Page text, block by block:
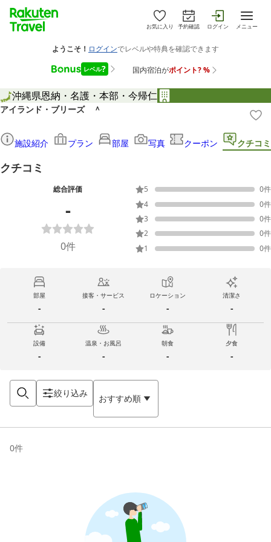
お気に入り 予約確認 ログイン メニュー
沖縄県恩納・名護・本部・今帰仁
アイランド・ブリーズ ＾
施設紹介 プラン 部屋 写真 クーポン クチコミ
クチコミ
総合評価
-
0件
5 0件
4
0件
3
0件
2
0件
1
0件
部屋
-
接客・サービス
-
ロケーション
-
清潔さ
-
設備
-
温泉・お風呂
-
朝食
-
夕食
-
絞り込み おすすめ順
0件